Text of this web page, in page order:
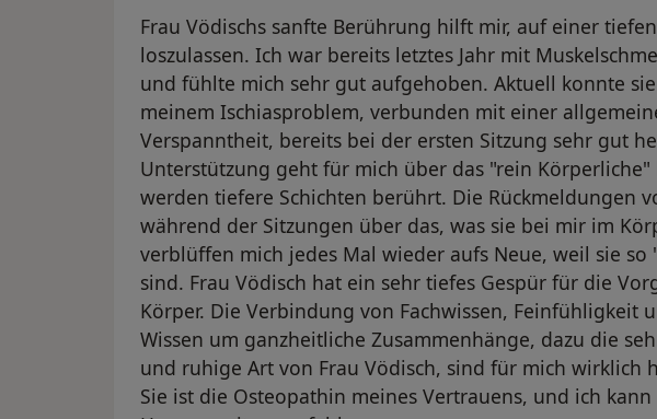
Frau Vödischs sanfte Berührung hilft mir, auf einer
loszulassen. Ich war bereits letztes Jahr mit
und fühlte mich sehr gut aufgehoben. Aktuell konnte
meinem Ischiasproblem, verbunden mit einer
Verspanntheit, bereits bei der ersten Sitzung sehr gut
Unterstützung geht für mich über das "rein Körperliche"
werden tiefere Schichten berührt. Die Rückmeldungen
während der Sitzungen über das, was sie bei mir im
verblüffen mich jedes Mal wieder aufs Neue, weil sie so
sind. Frau Vödisch hat ein sehr tiefes Gespür für die
Körper. Die Verbindung von Fachwissen, Feinfühligkeit
Wissen um ganzheitliche Zusammenhänge, dazu die
und ruhige Art von Frau Vödisch, sind für mich wirklich
Sie ist die Osteopathin meines Vertrauens, und ich